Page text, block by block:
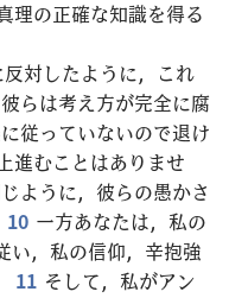
理の正確な知識を得る
対したように，これ
らは考え方が完全に腐
従っていないので退け
進むことはありませ
ように，彼らの愚かさ
10 一方あなたは，私の
い，私の信仰，辛抱強
11 そして，私がアン